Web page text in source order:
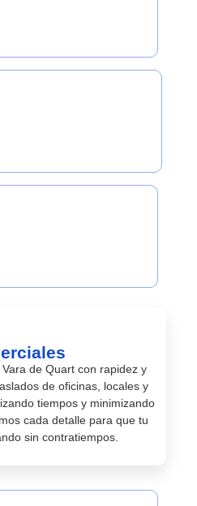
de Quart con rapidez y
de oficinas, locales y
tiempos y minimizando
cada detalle para que tu
sin contratiempos.